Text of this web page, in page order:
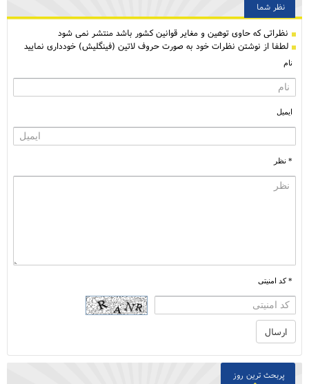
نظر شما
نظراتی كه حاوی توهین و مغایر قوانین کشور باشد منتشر نمی شود
لطفا از نوشتن نظرات خود به صورت حروف لاتین (فینگلیش) خودداری نمایید
نام
ایمیل
* نظر
* کد امنیتی
پربحث ترین روز